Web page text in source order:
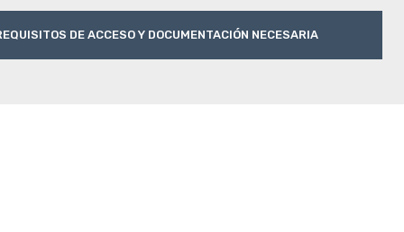
DE ACCESO Y DOCUMENTACIÓN NECESARIA